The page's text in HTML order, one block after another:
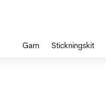
Garn Stickningskit